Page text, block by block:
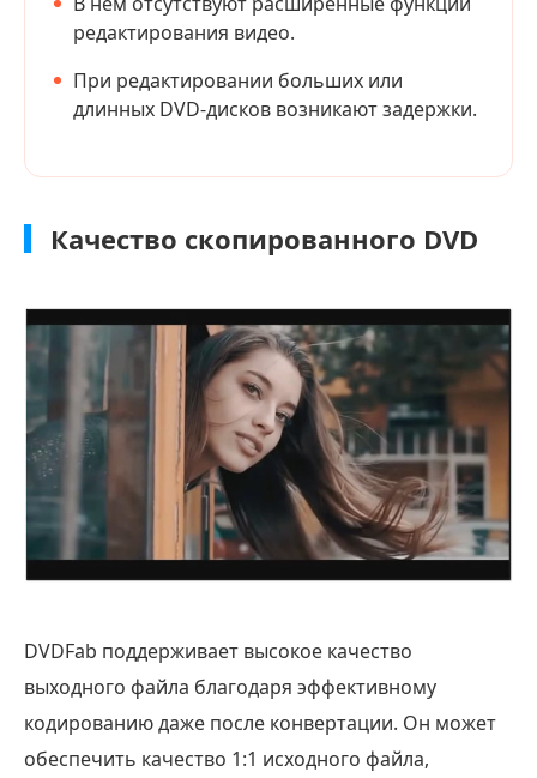
редактирования видео.
При редактировании больших или
длинных DVD-дисков возникают задержки.
Качество скопированного DVD
DVDFab поддерживает высокое качество
выходного файла благодаря эффективному
кодированию даже после конвертации. Он может
обеспечить качество 1:1 исходного файла,